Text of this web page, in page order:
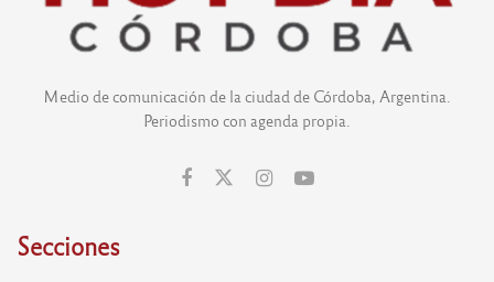
Medio de comunicación de la ciudad de Córdoba, Argentina.
Periodismo con agenda propia.
Secciones